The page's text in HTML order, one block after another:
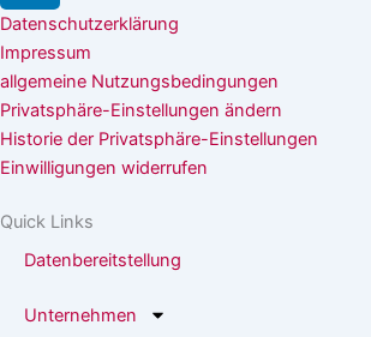
n
k
e
d
i
n
Datenschutzerklärung
Impressum
allgemeine Nutzungsbedingungen
Privatsphäre-Einstellungen ändern
Historie der Privatsphäre-Einstellungen
Einwilligungen widerrufen
Quick Links
Datenbereitstellung
Unternehmen